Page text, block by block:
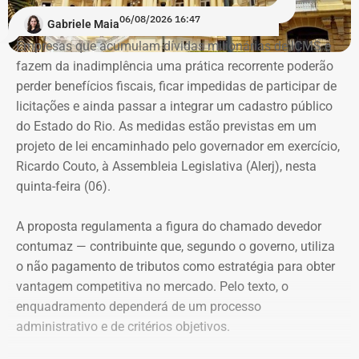
“A ideia de dar aulas especificas para mulheres se
defenderem de casos de violência surgiu do encontro
entre a prática do esporte e a observação de uma
demanda real do cotidiano feminino. O principal gatilho
que muitas sentem é a constatação do medo. Por isso, os
treinamentos vão além dos socos. O foco principal é a
consciência situacional e a capacidade de reação rápida
antes mesmo que o contato físico aconteça”, comenta.
Evolução do patrimônio declarado por Fred Pacheco à Justiça Eleitoral
entre 2012 e 2026, em valores nominais e corrigidos pela inflação (IPCA) –
Tabela: Imagem gerada por IA
Apesar da recuperação, o valor ainda está 16,3% abaixo,
Quando a comparação é feita em valores corrigidos pela
inflação, a diferença chega a 30,1%.
Patrimônio de Fred Pacheco é
composto em sua maioria por
Gabriele Maia06/08/2026 16:47
Empresas que acumulam dívidas milionárias de ICMS e
fazem da inadimplência uma prática recorrente poderão
perder benefícios fiscais, ficar impedidas de participar de
licitações e ainda passar a integrar um cadastro público
do Estado do Rio. As medidas estão previstas em um
projeto de lei encaminhado pelo governador em exercício,
Ricardo Couto, à Assembleia Legislativa (Alerj), nesta
quinta-feira (06).
A proposta regulamenta a figura do chamado devedor
contumaz — contribuinte que, segundo o governo, utiliza
o não pagamento de tributos como estratégia para obter
vantagem competitiva no mercado. Pelo texto, o
enquadramento dependerá de um processo
administrativo e de critérios objetivos.